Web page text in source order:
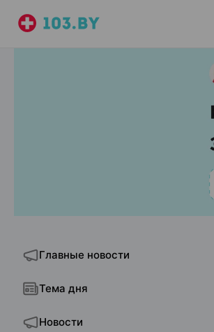
Главные новости
Тема дня
Новости